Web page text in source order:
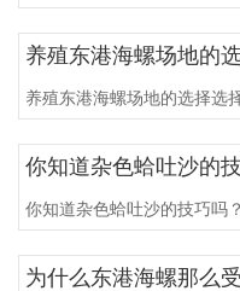
养殖东港海螺场地的
养殖东港海螺场地的选择选
你知道杂色蛤吐沙的
你知道杂色蛤吐沙的技巧吗
为什么东港海螺那么